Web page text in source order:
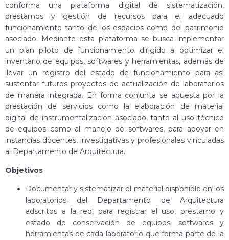
conforma una plataforma digital de sistematización,
prestamos y gestión de recursos para el adecuado
funcionamiento tanto de los espacios como del patrimonio
asociado. Mediante esta plataforma se busca implementar
un plan piloto de funcionamiento dirigido a optimizar el
inventario de equipos, softwares y herramientas, además de
llevar un registro del estado de funcionamiento para así
sustentar futuros proyectos de actualización de laboratorios
de manera integrada. En forma conjunta se apuesta por la
prestación de servicios como la elaboración de material
digital de instrumentalización asociado, tanto al uso técnico
de equipos como al manejo de softwares, para apoyar en
instancias docentes, investigativas y profesionales vinculadas
al Departamento de Arquitectura.
Objetivos
Documentar y sistematizar el material disponible en los
laboratorios del Departamento de Arquitectura
adscritos a la red, para registrar el uso, préstamo y
estado de conservación de equipos, softwares y
herramientas de cada laboratorio que forma parte de la